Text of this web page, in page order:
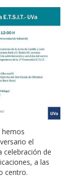
el
celebración de
a las
centro.